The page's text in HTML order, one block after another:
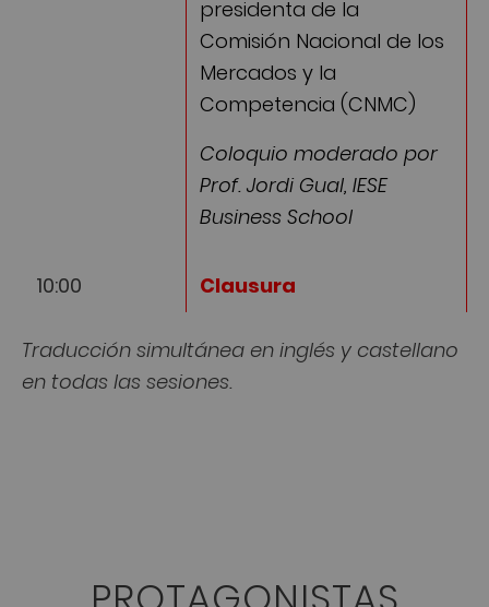
presidenta de la
Comisión Nacional de los
Mercados y la
Competencia (CNMC)
Coloquio moderado por
Prof. Jordi Gual, IESE
Business School
10:00 Clausura
Traducción simultánea en inglés y castellano
en todas las sesiones.